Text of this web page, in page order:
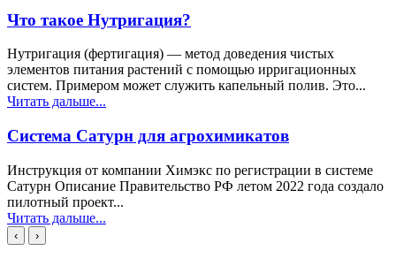
Что такое Нутригация?
Нутригация (фертигация) — метод доведения чистых
элементов питания растений с помощью ирригационных
систем. Примером может служить капельный полив. Это...
Читать дальше...
Система Сатурн для агрохимикатов
Инструкция от компании Химэкс по регистрации в системе
Сатурн Описание Правительство РФ летом 2022 года создало
пилотный проект...
Читать дальше...
‹ ›